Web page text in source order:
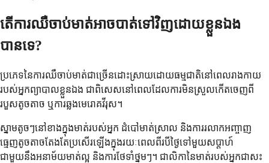
តើការឈឺចាប់មាត់អាចបាត់ទៅវិញដោយខ្លួនឯង
បានទេ?
ប្រភេទនៃការឈឺចាប់មាត់ជាច្រើនដោះស្រាយដោយធម្មជាតិនៅពេលរាងកាយ
របស់អ្នកព្យាបាលខ្លួនឯង ជាពិសេសនៅពេលដែលការមិនស្រួលកើតចេញពី
របួសតូចតាច ឬការឆ្លងមេរោគវីរុស។
ស្នាមតូចៗនៅខាងក្នុងមាត់របស់អ្នក ដំបៅមាត់ស្រាល និងការរលាកអញ្ចាញ
ធ្មេញតូចតាចតែងតែប្រសើរឡើងក្នុងរយៈពេលពីរបីថ្ងៃទៅមួយសប្តាហ៍
ជាមួយនឹងអនាម័យមាត់ល្អ និងការថែទាំថ្នមៗ។ ជាលិកានៃមាត់របស់អ្នកជាសះ